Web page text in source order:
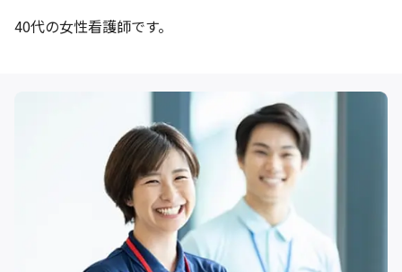
40代の女性看護師です。